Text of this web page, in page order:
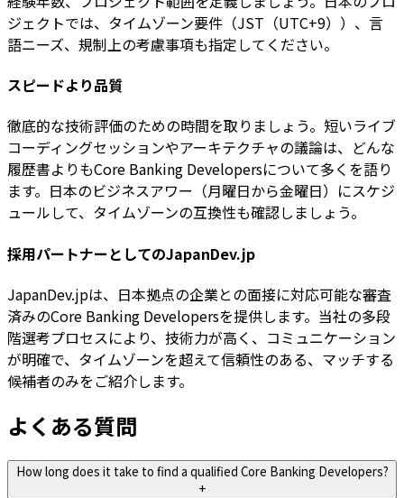
ジェクトでは、タイムゾーン要件（JST（UTC+9））、言
語ニーズ、規制上の考慮事項も指定してください。
スピードより品質
徹底的な技術評価のための時間を取りましょう。短いライブ
コーディングセッションやアーキテクチャの議論は、どんな
履歴書よりもCore Banking Developersについて多くを語り
ます。日本のビジネスアワー（月曜日から金曜日）にスケジ
ュールして、タイムゾーンの互換性も確認しましょう。
採用パートナーとしてのJapanDev.jp
JapanDev.jpは、日本拠点の企業との面接に対応可能な審査
済みのCore Banking Developersを提供します。当社の多段
階選考プロセスにより、技術力が高く、コミュニケーション
が明確で、タイムゾーンを超えて信頼性のある、マッチする
候補者のみをご紹介します。
よくある質問
How long does it take to find a qualified Core Banking Developers?
+